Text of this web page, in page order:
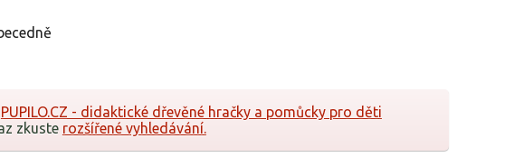
PUPILO.CZ - didaktické dřevěné hračky a pomůcky pro děti
zkuste rozšířené vyhledávání.